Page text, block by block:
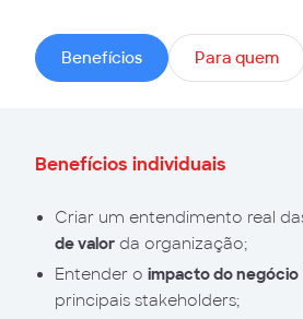
Benefícios Para quem
Benefícios individuais
Criar um entendimento real
de valor da organização;
Entender o impacto do negócio
principais stakeholders;